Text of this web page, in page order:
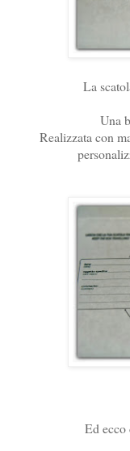
La
Una
Realizzata con
Ed ecco